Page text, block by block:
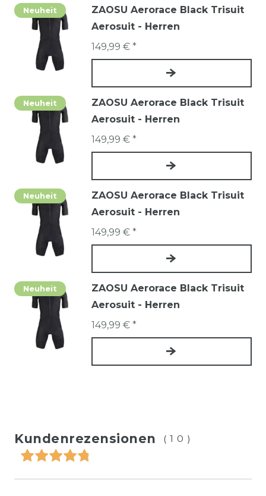
Neuheit
ZAOSU Aerorace Black Trisuit
Aerosuit - Herren
149,99 € *
Neuheit
ZAOSU Aerorace Black Trisuit
Aerosuit - Herren
149,99 € *
Neuheit
ZAOSU Aerorace Black Trisuit
Aerosuit - Herren
149,99 € *
Neuheit
ZAOSU Aerorace Black Trisuit
Aerosuit - Herren
149,99 € *
Kundenrezensionen (10)